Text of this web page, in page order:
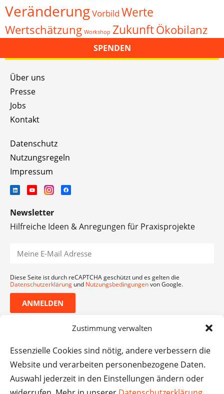
Zustimmung verwalten
Essenzielle Cookies sind nötig, andere verbessern die
Website und verarbeiten personenbezogene Daten.
Auswahl jederzeit in den Einstellungen ändern oder
VeränderungVorbild Werte
Wertschätzung Workshop ZukunftÖkobilanz
SPENDEN
Über uns
Presse
Jobs
Kontakt
Datenschutz
Nutzungsregeln
Impressum
Newsletter
Hilfreiche Ideen & Anregungen für Praxisprojekte
Diese Seite ist durch reCAPTCHA geschützt und es gelten die
Datenschutzerklärung und Nutzungsbedingungenvon Google.
ANMELDEN